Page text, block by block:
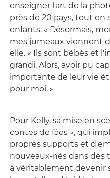
enseigner l'art de la
près de 20 pays, tout en
enfants. « Désormais,
mes jumeaux viennent
elle. « Ils sont bébés et
grandi. Alors, avoir pu
importante de leur vie
pour moi. »
Pour Kelly, sa mise en
contes de fées », qui
propres supports et
nouveaux-nés dans des
à véritablement devenir